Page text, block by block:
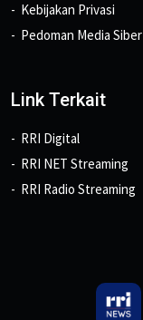
Kebijakan Privasi
Pedoman Media Siber
Link Terkait
RRI Digital
RRI NET Streaming
RRI Radio Streaming